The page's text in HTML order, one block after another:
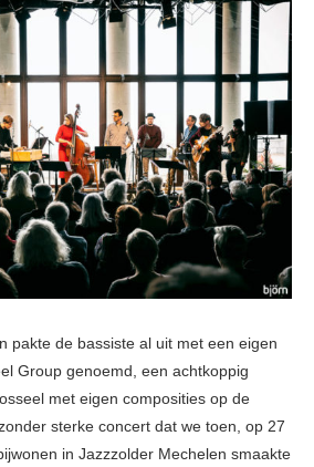
pakte de bassiste al uit met een eigen
Group genoemd, een achtkoppig
met eigen composities op de
sterke concert dat we toen, op 27
in Jazzzolder Mechelen smaakte